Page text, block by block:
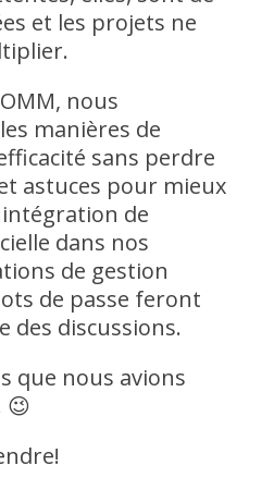
et les projets ne
nous
manières de
sans perdre
astuces pour mieux
de
dans nos
de gestion
de passe feront
discussions.
que nous avions
😉